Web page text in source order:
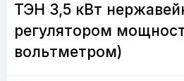
ТЭН 3,5 кВт
регулятором
вольтметром)